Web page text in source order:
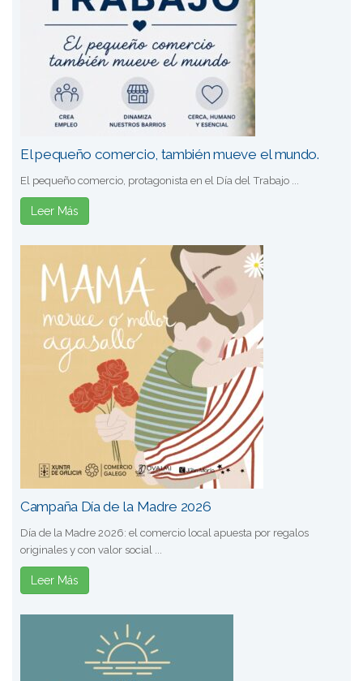
El pequeño comercio, también mueve el mundo.
El pequeño comercio, protagonista en el Día del Trabajo ...
Leer Más
Campaña Día de la Madre 2026
Día de la Madre 2026: el comercio local apuesta por regalos
originales y con valor social ...
Leer Más